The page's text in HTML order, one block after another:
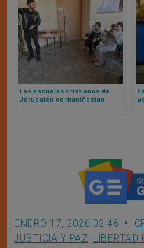
Las escuelas cristianas de
Jerusalén se manifiestan
ENERO 17, 2026 02:46
JUSTICIA Y PAZ
LIBERTAD